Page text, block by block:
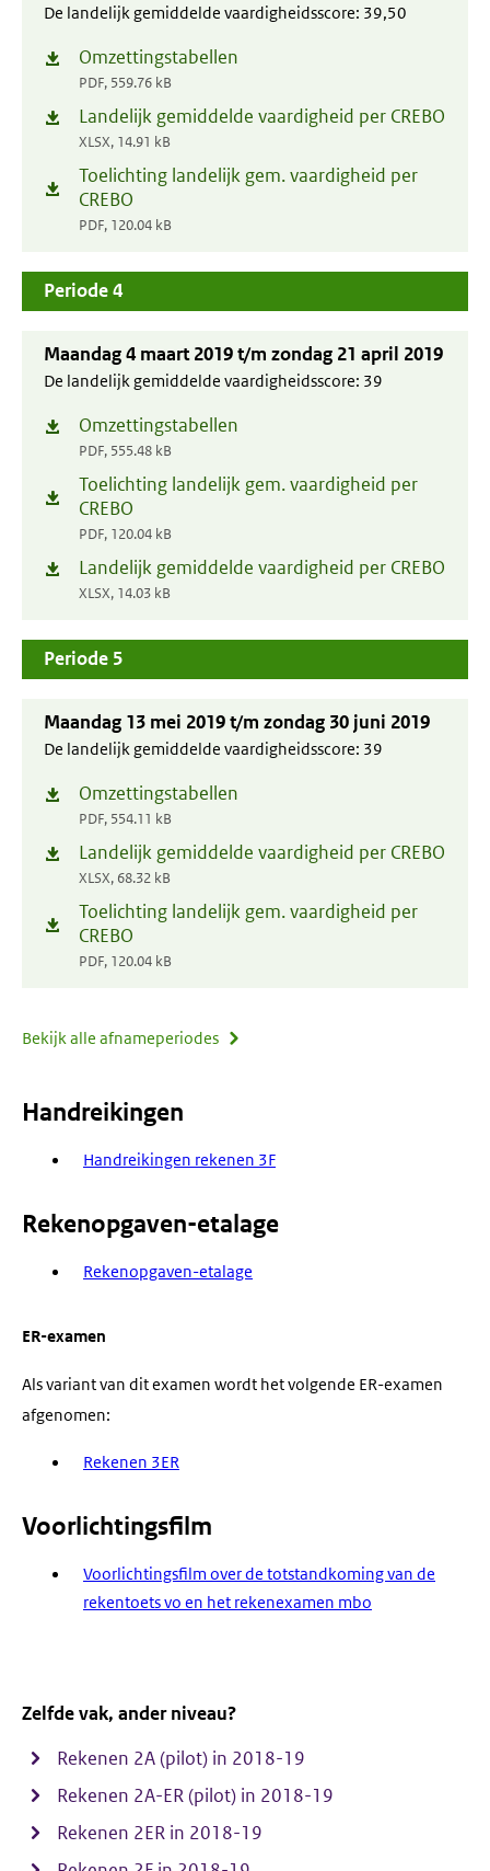
Zelfde vak, ander niveau?
Rekenen 2A (pilot) in 2018-19
Rekenen 2A-ER (pilot) in 2018-19
Rekenen 2ER in 2018-19
De landelijk gemiddelde vaardigheidsscore: 39,50
Omzettingstabellen
PDF, 559.76 kB
(opent
nieuw
venster)
Landelijk gemiddelde vaardigheid per CREBO
XLSX, 14.91 kB
(opent
nieuw
venster)
Toelichting landelijk gem. vaardigheid per
CREBO
PDF, 120.04 kB
(opent
venster)
Periode 4
Maandag 4 maart 2019 t/m zondag 21 april 2019
De landelijk gemiddelde vaardigheidsscore: 39
Omzettingstabellen
PDF, 555.48 kB
(opent
nieuw
venster)
Toelichting landelijk gem. vaardigheid per
CREBO
PDF, 120.04 kB
(opent
venster)
Landelijk gemiddelde vaardigheid per CREBO
XLSX, 14.03 kB
(opent
venster)
Periode 5
Maandag 13 mei 2019 t/m zondag 30 juni 2019
De landelijk gemiddelde vaardigheidsscore: 39
Omzettingstabellen
PDF, 554.11 kB
(opent
nieuw
venster)
Landelijk gemiddelde vaardigheid per CREBO
XLSX, 68.32 kB
(opent
nieuw
venster)
Toelichting landelijk gem. vaardigheid per
CREBO
PDF, 120.04 kB
(opent
Bekijk alle afnameperiodes
Handreikingen
Handreikingen rekenen 3F
Rekenopgaven-etalage
Rekenopgaven-etalage
ER-examen
Als variant van dit examen wordt het volgende ER-examen
afgenomen:
Rekenen 3ER
Voorlichtingsfilm
Voorlichtingsfilm over de totstandkoming van de
rekentoets vo en het rekenexamen mbo